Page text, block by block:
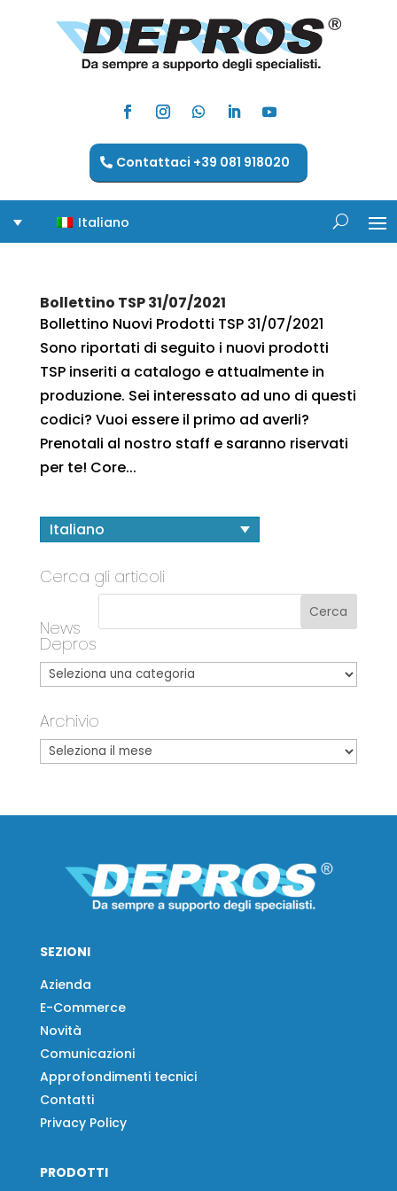
Contattaci +39 081 918020
Italiano
Bollettino TSP 31/07/2021
Bollettino Nuovi Prodotti TSP 31/07/2021
Sono riportati di seguito i nuovi prodotti
TSP inseriti a catalogo e attualmente in
produzione. Sei interessato ad uno di questi
codici? Vuoi essere il primo ad averli?
Prenotali al nostro staff e saranno riservati
per te! Core...
Italiano
Cerca gli articoli
News
Depros
Archivio
SEZIONI
Azienda
E-Commerce
Novità
Comunicazioni
Approfondimenti tecnici
Contatti
Privacy Policy
PRODOTTI